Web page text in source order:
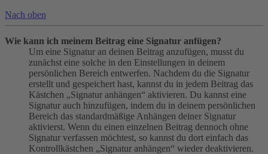
Nach oben
Wie kann ich meinem Beitrag eine Signatur anfügen?
Um eine Signatur an deinen Beitrag anzufügen, musst du
zunächst eine solche in den Einstellungen in deinem
persönlichen Bereich entwerfen. Nachdem du die Signatur
erstellt und gespeichert hast, kannst du in jedem Beitrag das
Kästchen „Signatur anhängen“ aktivieren. Du kannst eine
Signatur auch hinzufügen, indem du in deinem persönlichen
Bereich das standardmäßige Anhängen deiner Signatur
aktivierst. Wenn du einen einzelnen Beitrag dennoch ohne
Signatur verfassen möchtest, so kannst du dort einfach das
Kontrollkästchen „Signatur anhängen“ wieder deaktivieren.